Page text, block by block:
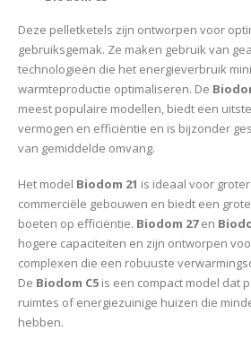
Deze pelletketels zijn ontworpen voor
gebruiksgemak. Ze maken gebruik van
technologieën die het energieverbruik
warmteproductie optimaliseren. De
meest populaire modellen, biedt een
vermogen en efficiëntie en is bijzonder
van gemiddelde omvang.
Het model Biodom 21 is ideaal voor
commerciële gebouwen en biedt een
boeten op efficiëntie. Biodom 27en
hogere capaciteiten en zijn ontworpen
complexen die een robuuste
De Biodom C5 is een compact model dat
ruimtes of energiezuinige huizen die
hebben.